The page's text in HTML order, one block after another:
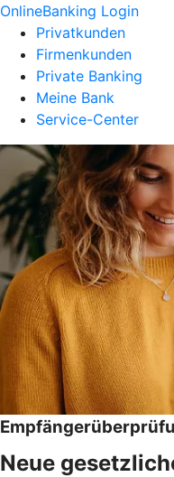
OnlineBanking Login
Privatkunden
Firmenkunden
Private Banking
Meine Bank
Service-Center
Neue